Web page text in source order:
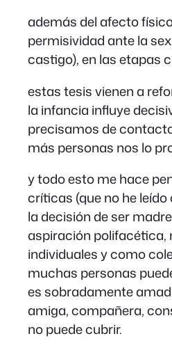
además del afecto
permisividad ante la
castigo), en las etapas
estas tesis vienen a
la infancia influye
precisamos de
más personas nos lo
y todo esto me hace
críticas (que no he
la decisión de ser
aspiración polifacética,
individuales y como
muchas personas
es sobradamente
amiga, compañera,
no puede cubrir.